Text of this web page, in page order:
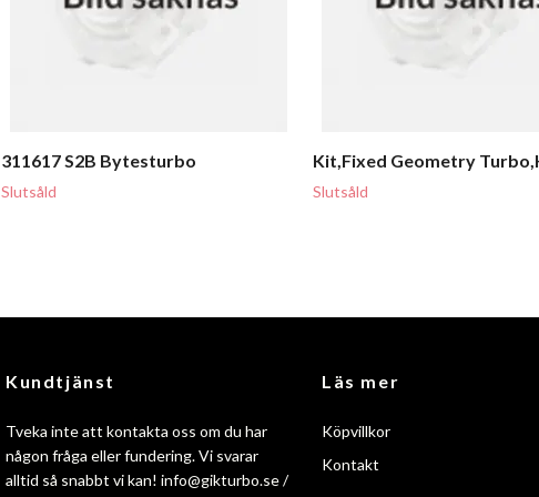
311617 S2B Bytesturbo
Slutsåld
Kit,Fixed Geometry
Slutsåld
Kundtjänst
Tveka inte att kontakta oss om du har
någon fråga eller fundering. Vi svarar
alltid så snabbt vi kan! info@gikturbo.se/
Läs mer
Köpvillkor
Kontakt